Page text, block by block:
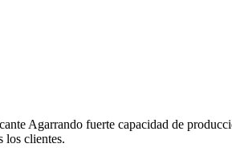
Agarrando fuerte capacidad de
los clientes.